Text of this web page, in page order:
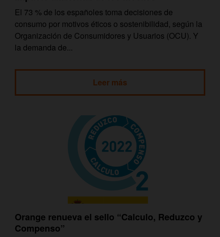
El 73 % de los españoles toma decisiones de
consumo por motivos éticos o sostenibilidad, según la
Organización de Consumidores y Usuarios (OCU). Y
la demanda de...
Leer más
Orange renueva el sello “Calculo, Reduzco y
Compenso”